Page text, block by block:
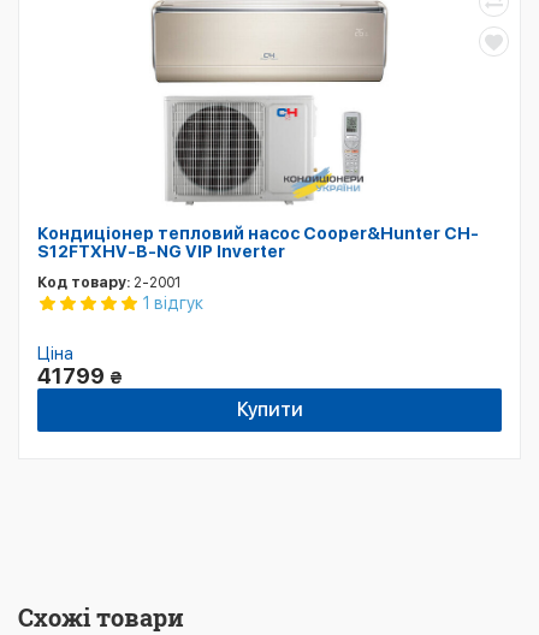
Кондиціонер тепловий насос Cooper&Hunter CH-
S12FTXHV-B-NG VIP Inverter
Код товару: 2-2001
1 відгук
Ціна
41799 ₴
Купити
Схожі товари